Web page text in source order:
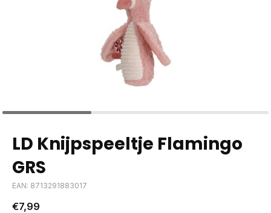
LD Knijpspeeltje Flamingo
GRS
EAN: 8713291883017
€7,99